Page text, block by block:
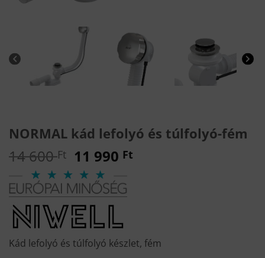
NORMAL kád lefolyó és túlfolyó-fém
14 600Ft Original
price
was:
14
600 Ft.
11 990 Ft
Kád lefolyó és túlfolyó készlet, fém